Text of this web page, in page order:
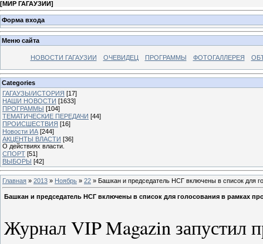
[МИР ГАГАУЗИИ]
Форма входа
Меню сайта
НОВОСТИ ГАГАУЗИИ ОЧЕВИДЕЦ ПРОГРАММЫ ФОТОГАЛЛЕРЕЯ
Categories
ГАГАУЗЫ/ИСТОРИЯ [17]
НАШИ НОВОСТИ [1633]
ПРОГРАММЫ [104]
ТЕМАТИЧЕСКИЕ ПЕРЕДАЧИ [44]
ПРОИСШЕСТВИЯ [16]
Новости ИА [244]
АКЦЕНТЫ ВЛАСТИ [36]
О действиях власти.
СПОРТ [51]
ВЫБОРЫ [42]
Главная » 2013 » Ноябрь » 22 » Башкан и председатель НСГ включены в список для
Башкан и председатель НСГ включены в список для голосования в рамках
ЖурналVIPMagazin запустил